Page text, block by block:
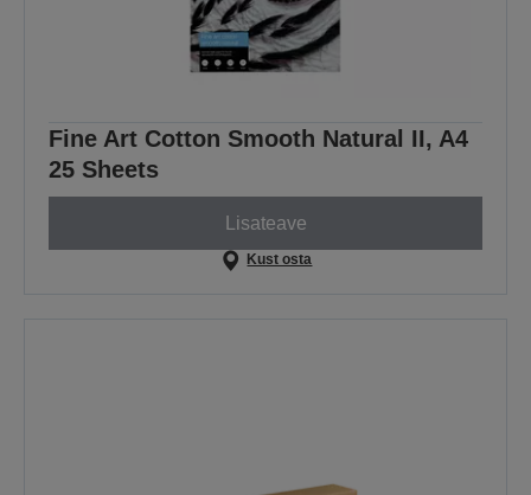
Fine Art Cotton Smooth Natural II, A4
25 Sheets
Lisateave
Kust osta